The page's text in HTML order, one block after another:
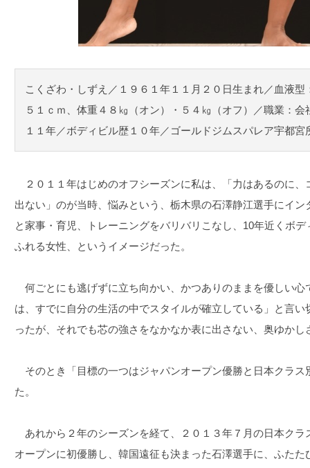
こくざわ・しずえ／１９６１年１１月２０日生まれ／血液
５１ｃｍ、体重４８㎏（オン）・５４㎏（オフ）／職業：
１１年／ボディビル歴１０年／ゴールドジムスパレア宇都宮
２０１１年はじめのオフシーズンに私は、「力はあるのに、
出ない」のが当時、悩みという、栃木県の石澤静江選手にイ
と家事・育児、トレーニングをバリバリこなし、10年近くボ
ふれる女性、というイメージだった。
何ごとにも逃げずに立ち向かい、かつありのままを優しい心
は、すでに自分の生活の中でスタイルが確立している」と言
ったが、それでも芯の強さをなかなか表に出さない、奥ゆか
そのとき「目標の一つはジャパンオープン優勝と日本クラス
た。
あれから２年のシーズンを経て、２０１３年７月の日本クラ
オープンに初優勝し、韓国遠征も決まった石澤選手に、ふた